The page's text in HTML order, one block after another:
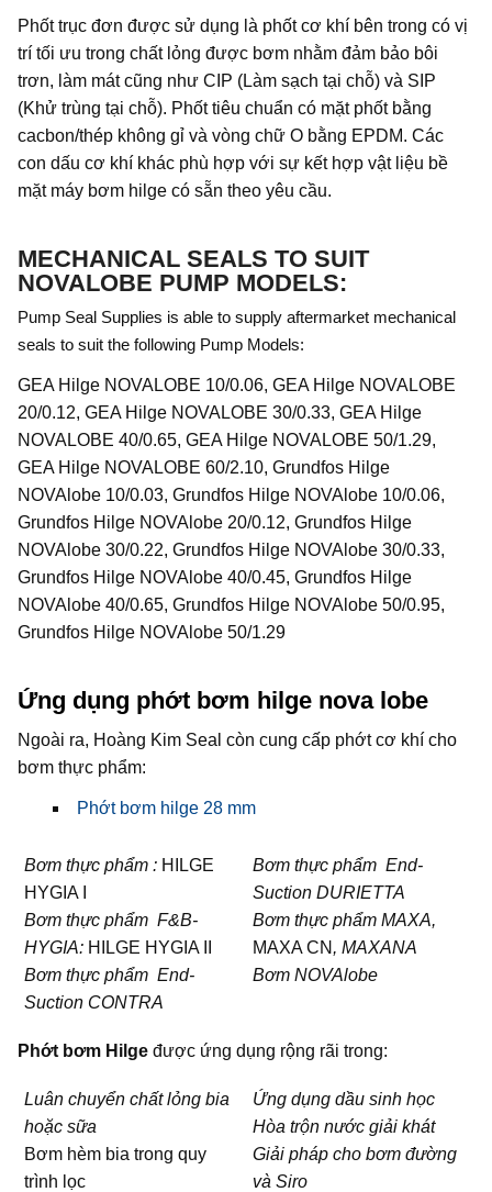
Phốt trục đơn được sử dụng là phốt cơ khí bên trong có vị
trí tối ưu trong chất lỏng được bơm nhằm đảm bảo bôi
trơn, làm mát cũng như CIP (Làm sạch tại chỗ) và SIP
(Khử trùng tại chỗ). Phốt tiêu chuẩn có mặt phốt bằng
cacbon/thép không gỉ và vòng chữ O bằng EPDM. Các
con dấu cơ khí khác phù hợp với sự kết hợp vật liệu bề
mặt máy bơm hilge có sẵn theo yêu cầu.
MECHANICAL SEALS TO SUIT
NOVALOBE PUMP MODELS:
Pump Seal Supplies is able to supply aftermarket mechanical
seals to suit the following Pump Models:
GEA Hilge NOVALOBE 10/0.06, GEA Hilge NOVALOBE
20/0.12, GEA Hilge NOVALOBE 30/0.33, GEA Hilge
NOVALOBE 40/0.65, GEA Hilge NOVALOBE 50/1.29,
GEA Hilge NOVALOBE 60/2.10, Grundfos Hilge
NOVAlobe 10/0.03, Grundfos Hilge NOVAlobe 10/0.06,
Grundfos Hilge NOVAlobe 20/0.12, Grundfos Hilge
NOVAlobe 30/0.22, Grundfos Hilge NOVAlobe 30/0.33,
Grundfos Hilge NOVAlobe 40/0.45, Grundfos Hilge
NOVAlobe 40/0.65, Grundfos Hilge NOVAlobe 50/0.95,
Grundfos Hilge NOVAlobe 50/1.29
Ứng dụng phớt bơm hilge nova lobe
Ngoài ra, Hoàng Kim Seal còn cung cấp phớt cơ khí cho
bơm thực phẩm:
Phớt bơm hilge 28 mm
Bơm thực phẩm: HILGE
HYGIA I
Bơm thực phẩm F&B-
HYGIA: HILGE HYGIA II
Bơm thực phẩm End-
Suction CONTRA
Bơm thực phẩm End-
Suction DURIETTA
Bơm thực phẩm MAXA,
MAXA CN , MAXANA
Bơm NOVAlobe
Phớt bơm Hilge được ứng dụng rộng rãi trong:
Luân chuyển chất lỏng bia
hoặc sữa
Bơm hèm bia trong quy
trình lọc
Ứng dụng dầu sinh học
Hòa trộn nước giải khát
Giải pháp cho bơm đường
và Siro